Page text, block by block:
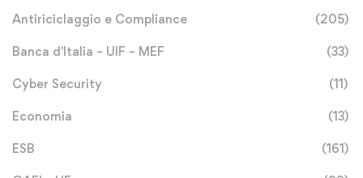
Antiriciclaggio e Compliance (205)
Banca d'Italia – UIF – MEF (33)
Cyber Security (11)
Economia (13)
ESB (161)